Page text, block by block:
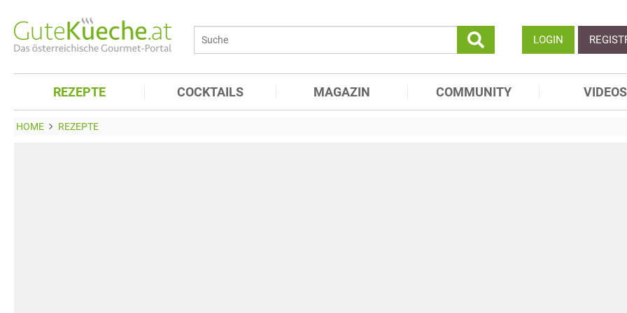
LOGIN
REZEPTE COCKTAILS MAGAZIN COMMUNITY VIDEOS
HOME REZEPTE